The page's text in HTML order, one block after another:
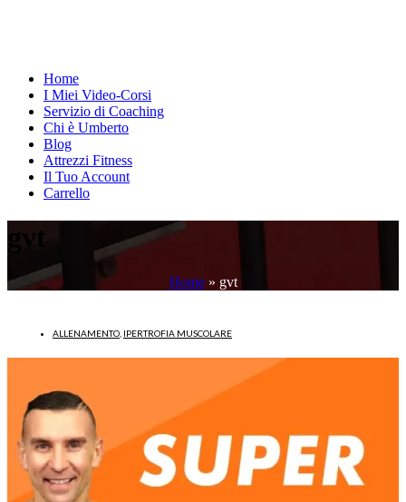
Home
I Miei Video-Corsi
Servizio di Coaching
Chi è Umberto
Blog
Attrezzi Fitness
Il Tuo Account
Carrello
gvt
Home» gvt
ALLENAMENTO IPERTROFIA MUSCOLARE